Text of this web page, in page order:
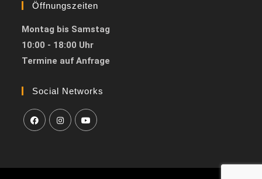
Öffnungszeiten
Montag bis Samstag
10:00 - 18:00 Uhr
Termine auf Anfrage
Social Networks